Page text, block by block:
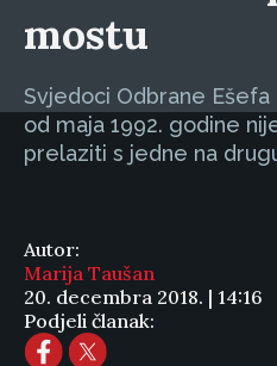
mostu
Svjedoci Odbrane
od maja 1992. godine
prelaziti s jedne na
Autor:
Marija Taušan
20. decembra 2018. | 14:16
Podjeli članak: